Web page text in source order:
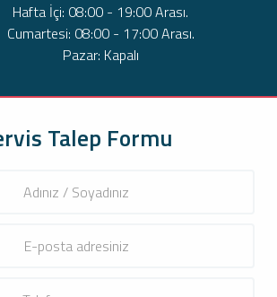
Talep Formu
Hafta İçi: 08:00 - 19:00 Arası.
Cumartesi: 08:00 - 17:00 Arası.
Pazar: Kapalı